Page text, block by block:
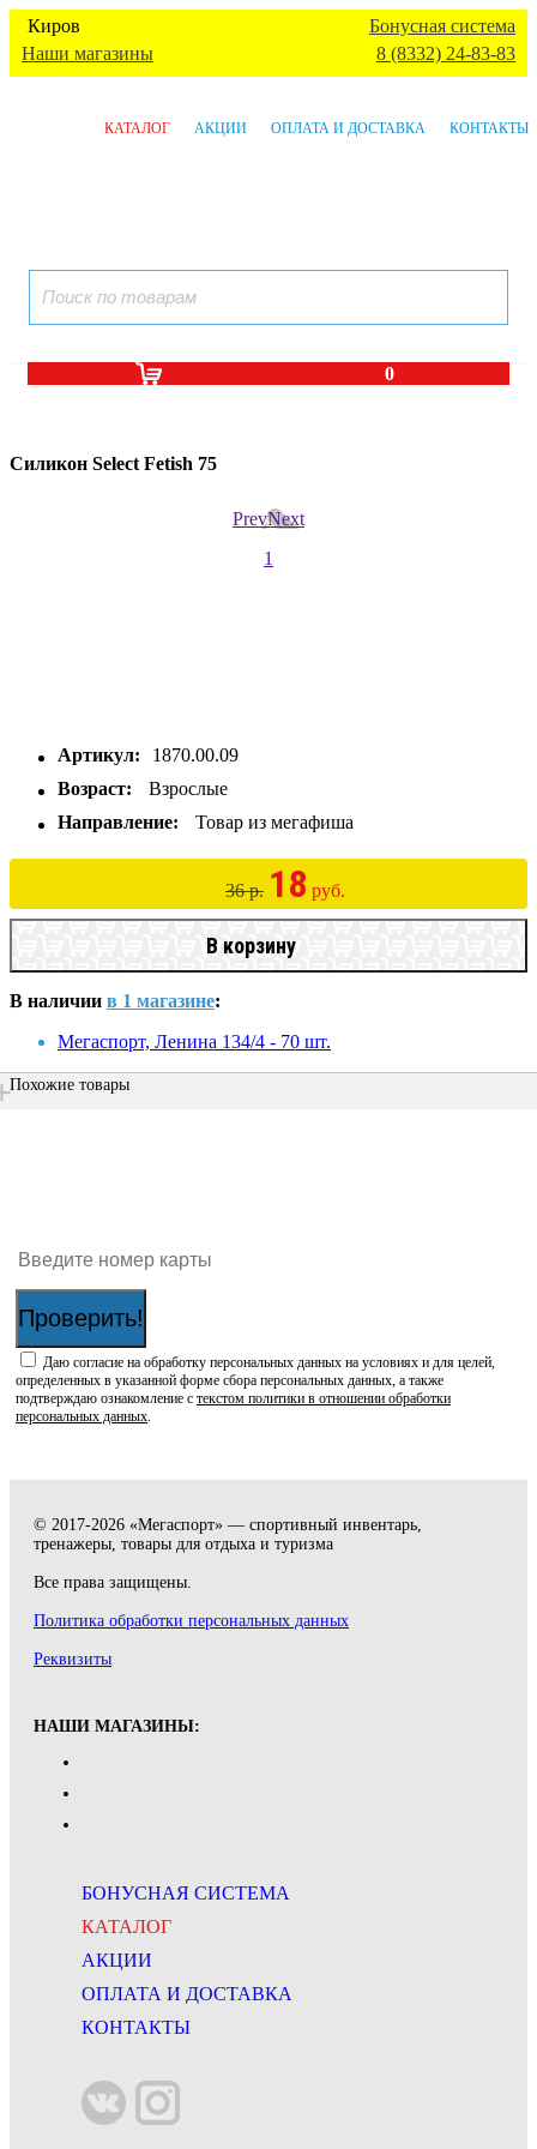
Киров
Наши магазины
Бонусная система
8 (8332) 24-83-83
КАТАЛОГ АКЦИИ ОПЛАТА И ДОСТАВКА КОНТАКТЫ
0
Силикон Select Fetish 75
PrevNext
1
Артикул:
1870.00.09
Возраст:
Взрослые
Направление:
Товар из мегафиша
36 р. 18 руб.
В корзину
В наличии в 1 магазине:
Мегаспорт, Ленина 134/4 - 70 шт.
Похожие товары
Проверить!
Даю согласие на обработку персональных данных на условиях и для целей,
определенных в указанной форме сбора персональных данных, а также
подтверждаю ознакомление с текстом политики в отношении обработки
персональных данных.
© 2017-2026 «Мегаспорт» — спортивный инвентарь,
тренажеры, товары для отдыха и туризма
Все права защищены.
Политика обработки персональных данных
Реквизиты
НАШИ МАГАЗИНЫ:
БОНУСНАЯ СИСТЕМА
КАТАЛОГ
АКЦИИ
ОПЛАТА И ДОСТАВКА
КОНТАКТЫ